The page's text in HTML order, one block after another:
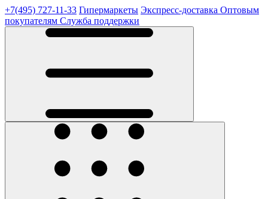
+7(495) 727-11-33 Гипермаркеты Экспресс-доставка Оптовым
покупателям Служба поддержки